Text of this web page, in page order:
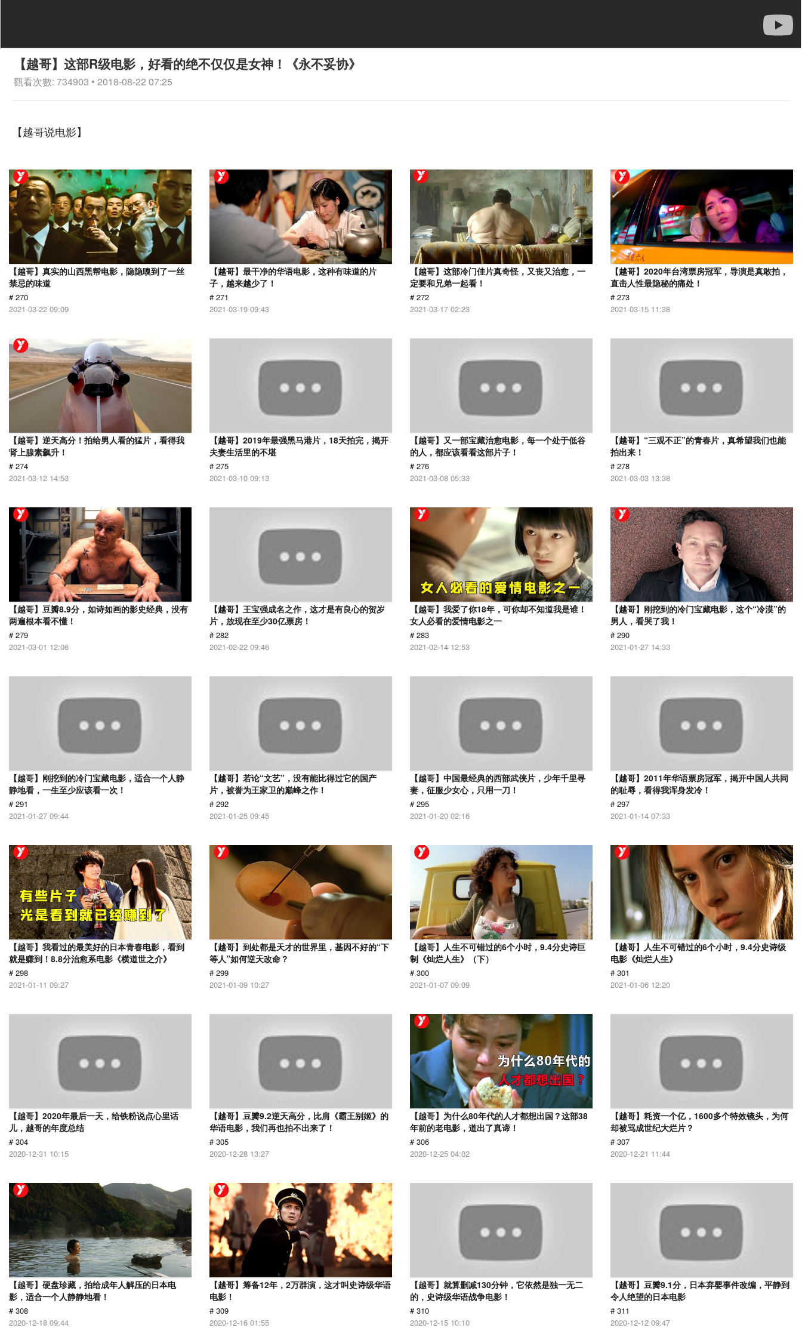
【越哥】这部R级电影，好看的绝不仅仅是女神！《永不妥协》
觀看次數: 734903 • 2018-08-22 07:25
【越哥说电影】
【越哥】真实的山西黑帮电影，隐隐嗅到了一丝
禁忌的味道
# 270
2021-03-22 09:09
【越哥】最干净的华语电影，这种有味道的片
子，越来越少了！
# 271
2021-03-19 09:43
【越哥】这部冷门佳片真奇怪，又丧又治愈，一
定要和兄弟一起看！
# 272
2021-03-17 02:23
【越哥】2020年台湾票房冠军，导演是真敢拍，
直击人性最隐秘的痛处！
# 273
2021-03-15 11:38
【越哥】逆天高分！拍给男人看的猛片，看得我
肾上腺素飙升！
# 274
2021-03-12 14:53
【越哥】2019年最强黑马港片，18天拍完，揭开
夫妻生活里的不堪
# 275
2021-03-10 09:13
【越哥】又一部宝藏治愈电影，每一个处于低谷
的人，都应该看看这部片子！
# 276
2021-03-08 05:33
【越哥】“三观不正”的青春片，真希望我们也能
拍出来！
# 278
2021-03-03 13:38
【越哥】豆瓣8.9分，如诗如画的影史经典，没有
两遍根本看不懂！
# 279
2021-03-01 12:06
【越哥】王宝强成名之作，这才是有良心的贺岁
片，放现在至少30亿票房！
# 282
2021-02-22 09:46
【越哥】我爱了你18年，可你却不知道我是谁！
女人必看的爱情电影之一
# 283
2021-02-14 12:53
【越哥】刚挖到的冷门宝藏电影，这个“冷漠”的
男人，看哭了我！
# 290
2021-01-27 14:33
【越哥】刚挖到的冷门宝藏电影，适合一个人静
静地看，一生至少应该看一次！
# 291
2021-01-27 09:44
【越哥】若论“文艺”，没有能比得过它的国产
片，被誉为王家卫的巅峰之作！
# 292
2021-01-25 09:45
【越哥】中国最经典的西部武侠片，少年千里寻
妻，征服少女心，只用一刀！
# 295
2021-01-20 02:16
【越哥】2011年华语票房冠军，揭开中国人共同
的耻辱，看得我浑身发冷！
# 297
2021-01-14 07:33
【越哥】我看过的最美好的日本青春电影，看到
就是赚到！8.8分治愈系电影《横道世之介》
# 298
2021-01-11 09:27
【越哥】到处都是天才的世界里，基因不好的“下
等人”如何逆天改命？
# 299
2021-01-09 10:27
【越哥】人生不可错过的6个小时，9.4分史诗巨
制《灿烂人生》（下）
# 300
2021-01-07 09:09
【越哥】人生不可错过的6个小时，9.4分史诗级
电影《灿烂人生》
# 301
2021-01-06 12:20
【越哥】2020年最后一天，给铁粉说点心里话
儿，越哥的年度总结
# 304
2020-12-31 10:15
【越哥】豆瓣9.2逆天高分，比肩《霸王别姬》的
华语电影，我们再也拍不出来了！
# 305
2020-12-28 13:27
【越哥】为什么80年代的人才都想出国？这部38
年前的老电影，道出了真谛！
# 306
2020-12-25 04:02
【越哥】耗资一个亿，1600多个特效镜头，为何
却被骂成世纪大烂片？
# 307
2020-12-21 11:44
【越哥】硬盘珍藏，拍给成年人解压的日本电
影，适合一个人静静地看！
# 308
2020-12-18 09:44
【越哥】筹备12年，2万群演，这才叫史诗级华语
电影！
# 309
2020-12-16 01:55
【越哥】就算删减130分钟，它依然是独一无二
的，史诗级华语战争电影！
# 310
2020-12-15 10:10
【越哥】豆瓣9.1分，日本弃婴事件改编，平静到
令人绝望的日本电影
# 311
2020-12-12 09:47